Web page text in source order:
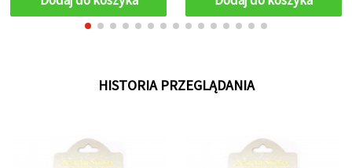
HISTORIA PRZEGLĄDANIA